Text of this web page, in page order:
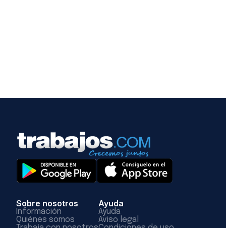
Sobre nosotros
Información
Quiénes somos
Ayuda
Ayuda
Aviso legal